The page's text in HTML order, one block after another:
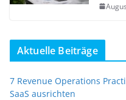
Aktuelle Beiträge
7 Revenue Operations
SaaS ausrichten